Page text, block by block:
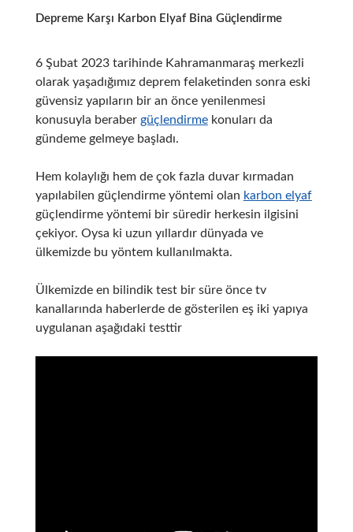
Depreme Karşı Karbon Elyaf Bina Güçlendirme
6 Şubat 2023 tarihinde Kahramanmaraş merkezli
olarak yaşadığımız deprem felaketinden sonra eski
güvensiz yapıların bir an önce yenilenmesi
konusuyla beraber güçlendirmekonuları da
gündeme gelmeye başladı.
Hem kolaylığı hem de çok fazla duvar kırmadan
yapılabilen güçlendirme yöntemi olan karbon elyaf
güçlendirme yöntemi bir süredir herkesin ilgisini
çekiyor. Oysa ki uzun yıllardır dünyada ve
ülkemizde bu yöntem kullanılmakta.
Ülkemizde en bilindik test bir süre önce tv
kanallarında haberlerde de gösterilen eş iki yapıya
uygulanan aşağıdaki testtir